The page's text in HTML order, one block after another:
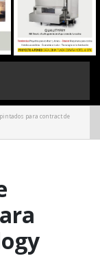
para contract de